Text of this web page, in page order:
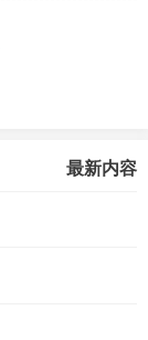
最新内容